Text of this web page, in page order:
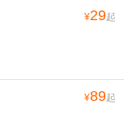
¥29起
¥89起